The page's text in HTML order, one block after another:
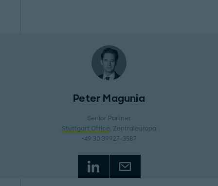
Peter Magunia
Senior Partner
Stuttgart Office, Zentraleuropa
+49 30 39927-3587